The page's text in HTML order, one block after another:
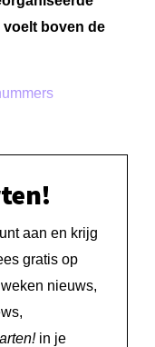
boven de
aan en krijg
gratis op
nieuws,
in je